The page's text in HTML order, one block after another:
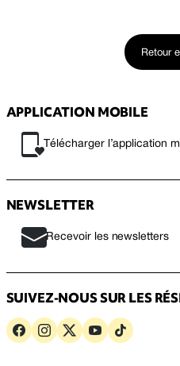
Retour
APPLICATION MOBILE
Télécharger l’application
NEWSLETTER
Recevoir les newsletters
SUIVEZ-NOUS SUR LES